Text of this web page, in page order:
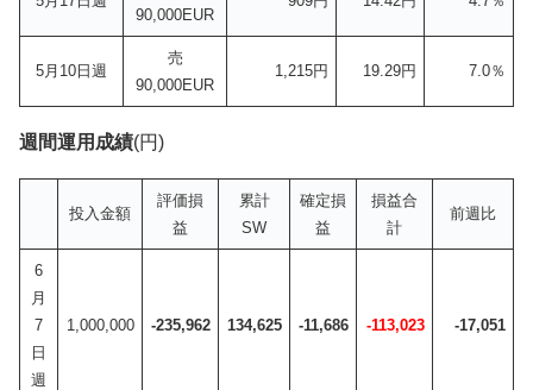
90,000EUR
5月10日週
売
90,000EUR
1,215円 19.29円 7.0％
週間運用成績(円)
投入金額
評価損
益
累計
SW
確定損
益
損益合
計
前週比
6
月
7
日
週
1,000,000 -235,962 134,625 -11,686 -113,023 -17,051